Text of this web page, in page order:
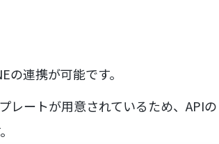
連携が可能です。
ートが用意されているため、APIの